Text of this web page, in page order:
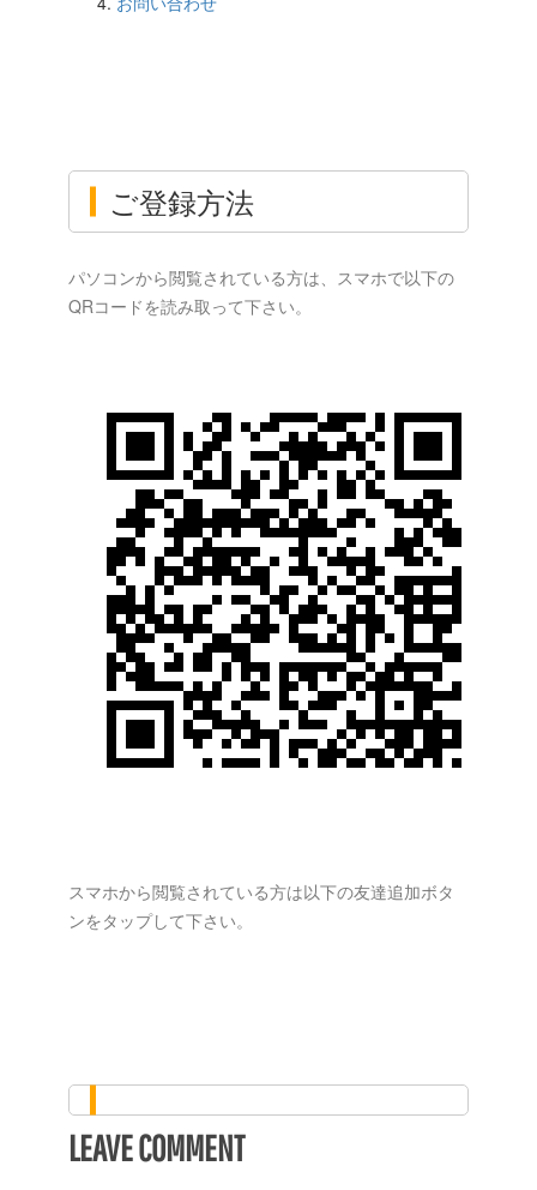
ご登録方法
パソコンから閲覧されている方は、スマホで以下の
QRコードを読み取って下さい。
スマホから閲覧されている方は以下の友達追加ボタ
ンをタップして下さい。
LEAVE COMMENT